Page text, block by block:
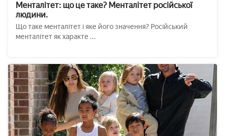
Менталітет: що це таке? Менталітет російської
людини.
Що таке менталітет і яке його значення? Російський
менталітет як характе ...